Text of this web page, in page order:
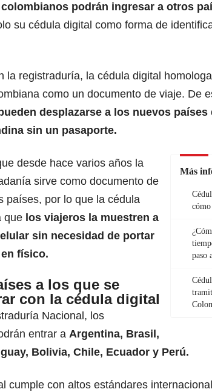
podrán ingresar a otros
su cédula digital como forma de
la registraduría, la cédula digital
como un documento de viaje. De
desplazarse a los nuevos países
sin un pasaporte.
Más
paso
desde hace varios años la
sirve como documento de
países, por lo que la cédula
que los viajeros la muestren a
sin necesidad de portar
físico.
a los que se
con la cédula digital
Nacional, los
entrar a Argentina, Brasil,
Bolivia, Chile, Ecuador y Perú.
cumple con altos estándares